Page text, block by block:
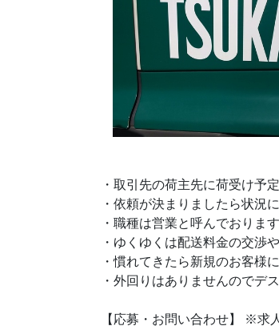
・取引先の荷主先に荷受け予
・依頼が決まりましたら状況
・職種は営業と呼んでおりま
・ゆくゆくは配送料金の交渉
・慣れてきたら新規のお客様
・外回りはありませんのでデ
【応募・お問い合わせ】 ※求